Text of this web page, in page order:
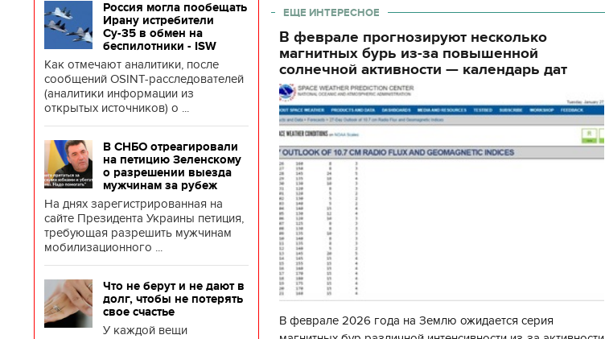
Россия могла пообещать
Ирану истребители
Су-35 в обмен на
беспилотники - ISW
Как отмечают аналитики, после
сообщений OSINT-расследователей
(аналитики информации из
открытых источников) о ...
В СНБО отреагировали
на петицию Зеленскому
о разрешении выезда
мужчинам за рубеж
На днях зарегистрированная на
сайте Президента Украины петиция,
требующая разрешить мужчинам
мобилизационного ...
Что не берут и не дают в
долг, чтобы не потерять
свое счастье
У каждой вещи
ЕЩЕ ИНТЕРЕСНОЕ
В феврале прогнозируют несколько
магнитных бурь из-за повышенной
солнечной активности — календарь дат
В феврале 2026 года на Землю ожидается серия